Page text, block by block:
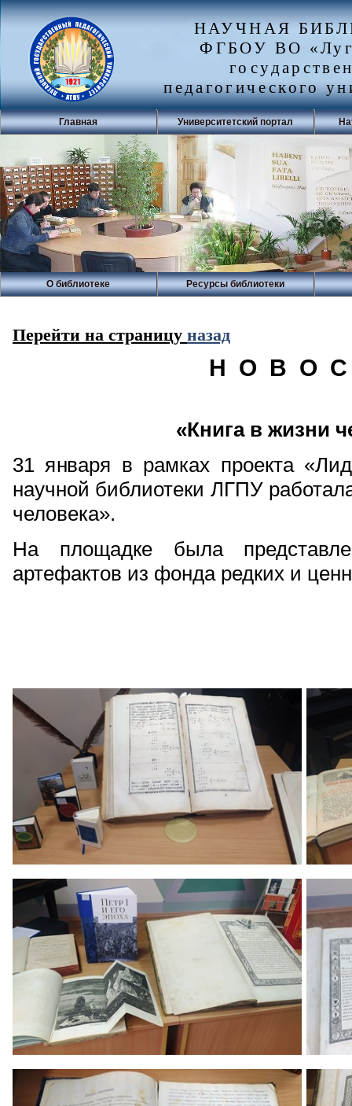
НАУЧНАЯ
ФГБОУ ВО
педагогического
Главная Университетский портал
О библиотеке Ресурсы библиотеки
Перейти на страницу назад
Н О В О
«Книга в жизни
31 января в рамках проекта
научной библиотеки ЛГПУ
человека».
На площадке была
артефактов из фонда редких и